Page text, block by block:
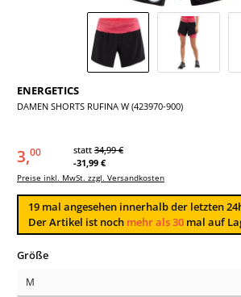
ENERGETICS
DAMEN SHORTS RUFINA W (423970-900)
3,00 statt 34,99 €
-31,99 €
Preise inkl. MwSt. zzgl. Versandkosten
19 mal angesehen innerhalb der letzten
Der Artikel ist noch mehr als 30 mal auf
Größeauswählen